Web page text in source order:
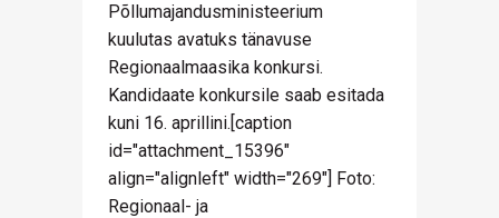
Põllumajandusministeerium
kuulutas avatuks tänavuse
Regionaalmaasika konkursi.
Kandidaate konkursile saab esitada
kuni 16. aprillini.[caption
id="attachment_15396"
align="alignleft" width="269"] Foto:
Regionaal- ja